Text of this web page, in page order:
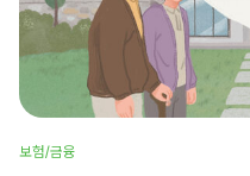
보험/금융